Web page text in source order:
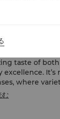
before
seafood,
of
taste of
excellence. It’s
where
む